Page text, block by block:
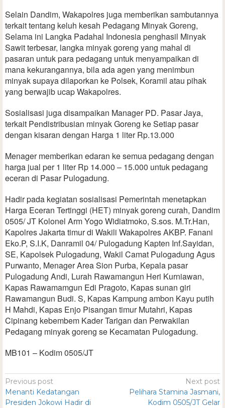
Selain Dandim, Wakapolres juga memberikan sambutannya
terkait tentang keluh kesah Pedagang Minyak Goreng,
Selama ini Langka Padahal Indonesia penghasil Minyak
Sawit terbesar, langka minyak goreng yang mahal di
pasaran untuk para pedagang untuk menyampaikan di
mana kekurangannya, bila ada agen yang menimbun
minyak supaya dilaporkan ke Polsek, Koramil atau pihak
yang berwajib ucap Wakapolres.
Sosialisasi juga disampaikan Manager PD. Pasar Jaya,
terkait Pendistribusian minyak Goreng ke Setiap pasar
dengan kisaran dengan Harga 1 liter Rp.13.000
Menager memberikan edaran ke semua pedagang dengan
harga jual per 1 liter Rp 14.000 – 15.000 untuk pedagang
eceran di Pasar Pulogadung.
Hadir pada kegiatan sosialisasi Pemerintah menetapkan
Harga Eceran Tertinggi (HET) minyak goreng curah, Dandim
0505/ JT Kolonel Arm Yogo Widiatmoko, S.sos. M.Tr.Han,
Kapolres Jakarta timur di Wakili Wakapolres AKBP. Fanani
Eko.P, S.I.K, Danramil 04/ Pulogadung Kapten Inf.Sayidan,
SE, Kapolsek Pulogadung, Wakil Camat Pulogadung Agus
Purwanto, Menager Area Sion Purba, Kepala pasar
Pulogadung Andi, Lurah Rawamangun Heri Kurniawan,
Kapas Rawamamgun Edi Pragoto, Kapas sunan giri
Rawamangun Budi. S, Kapas Kampung ambon Kayu putih
H Mahdi, Kapas Enjo Pisangan timur Mutahri, Kapas
Cipinang kebembem Kader Tarigan dan Perwakilan
Pedagang minyak goreng se Kecamatan Pulogadung.
MB101 – Kodim 0505/JT
Previous post
Menanti Kedatangan
Presiden Jokowi Hadir di
Next post
Pelihara Stamina Jasmani,
Kodim 0505/JT Gelar